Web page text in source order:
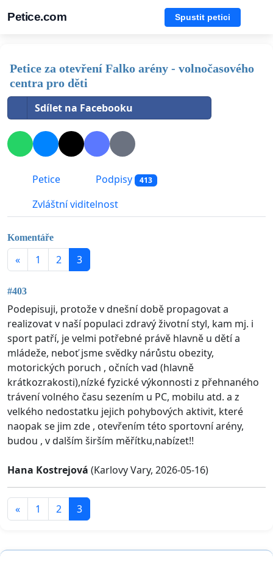
Petice.com Spustit petici
Petice za otevření Falko arény - volnočasového
centra pro děti
Sdílet na Facebooku
Petice Podpisy 413
Zvláštní viditelnost
Komentáře
« 1 2 3
#403
Podepisuji, protože v dnešní době propagovat a
realizovat v naší populaci zdravý životní styl, kam mj. i
sport patří, je velmi potřebné právě hlavně u dětí a
mládeže, neboť jsme svědky nárůstu obezity,
motorických poruch , očních vad (hlavně
krátkozrakosti),nízké fyzické výkonnosti z přehnaného
trávení volného času sezením u PC, mobilu atd. a z
velkého nedostatku jejich pohybových aktivit, které
naopak se jim zde , otevřením této sportovní arény,
budou , v dalším širším měřítku,nabízet!!
Hana Kostrejová (Karlovy Vary, 2026-05-16)
« 1 2 3